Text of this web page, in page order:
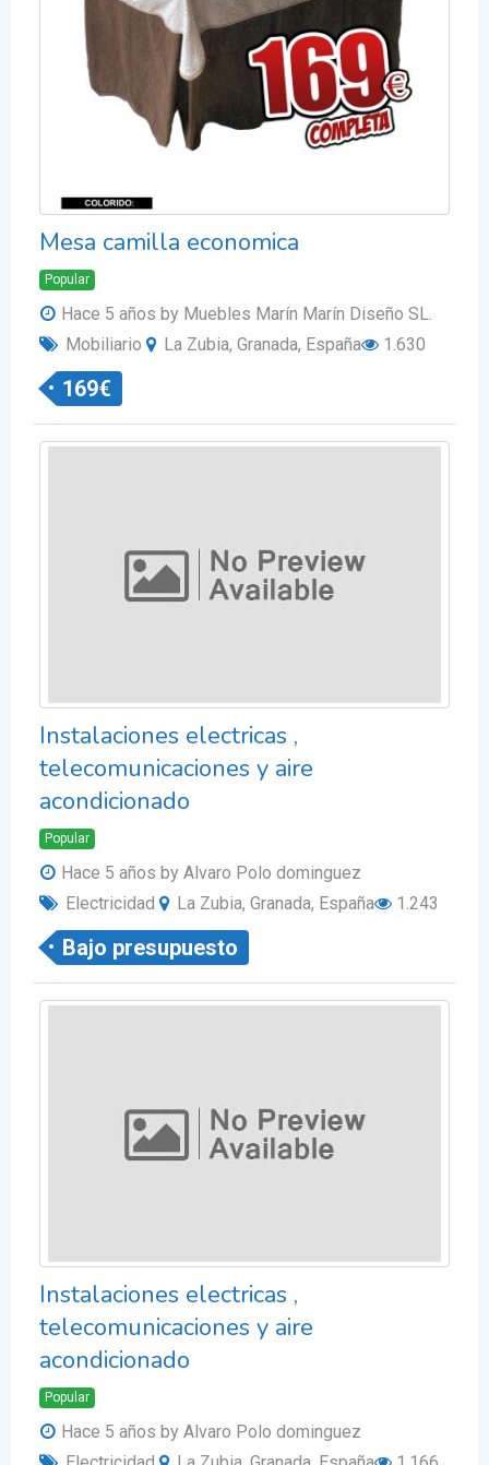
Mesa camilla economica
Popular
Hace 5 años by Muebles Marín Marín Diseño SL.
Mobiliario
La Zubia, Granada, España 1.630
169€
Instalaciones electricas ,
telecomunicaciones y aire
acondicionado
Popular
Hace 5 años by Alvaro Polo dominguez
Electricidad
La Zubia, Granada, España 1.243
Bajo presupuesto
Instalaciones electricas ,
telecomunicaciones y aire
acondicionado
Popular
Hace 5 años by Alvaro Polo dominguez